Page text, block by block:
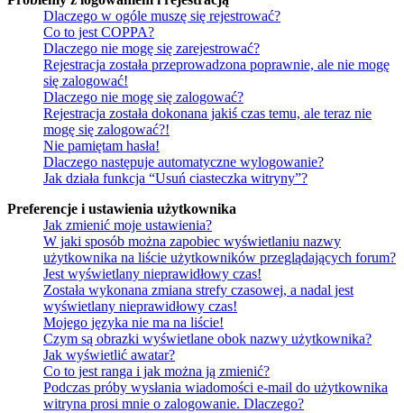
Dlaczego w ogóle muszę się rejestrować?
Co to jest COPPA?
Dlaczego nie mogę się zarejestrować?
Rejestracja została przeprowadzona poprawnie, ale nie mogę
się zalogować!
Dlaczego nie mogę się zalogować?
Rejestracja została dokonana jakiś czas temu, ale teraz nie
mogę się zalogować?!
Nie pamiętam hasła!
Dlaczego następuje automatyczne wylogowanie?
Jak działa funkcja “Usuń ciasteczka witryny”?
Preferencje i ustawienia użytkownika
Jak zmienić moje ustawienia?
W jaki sposób można zapobiec wyświetlaniu nazwy
użytkownika na liście użytkowników przeglądających forum?
Jest wyświetlany nieprawidłowy czas!
Została wykonana zmiana strefy czasowej, a nadal jest
wyświetlany nieprawidłowy czas!
Mojego języka nie ma na liście!
Czym są obrazki wyświetlane obok nazwy użytkownika?
Jak wyświetlić awatar?
Co to jest ranga i jak można ją zmienić?
Podczas próby wysłania wiadomości e-mail do użytkownika
witryna prosi mnie o zalogowanie. Dlaczego?